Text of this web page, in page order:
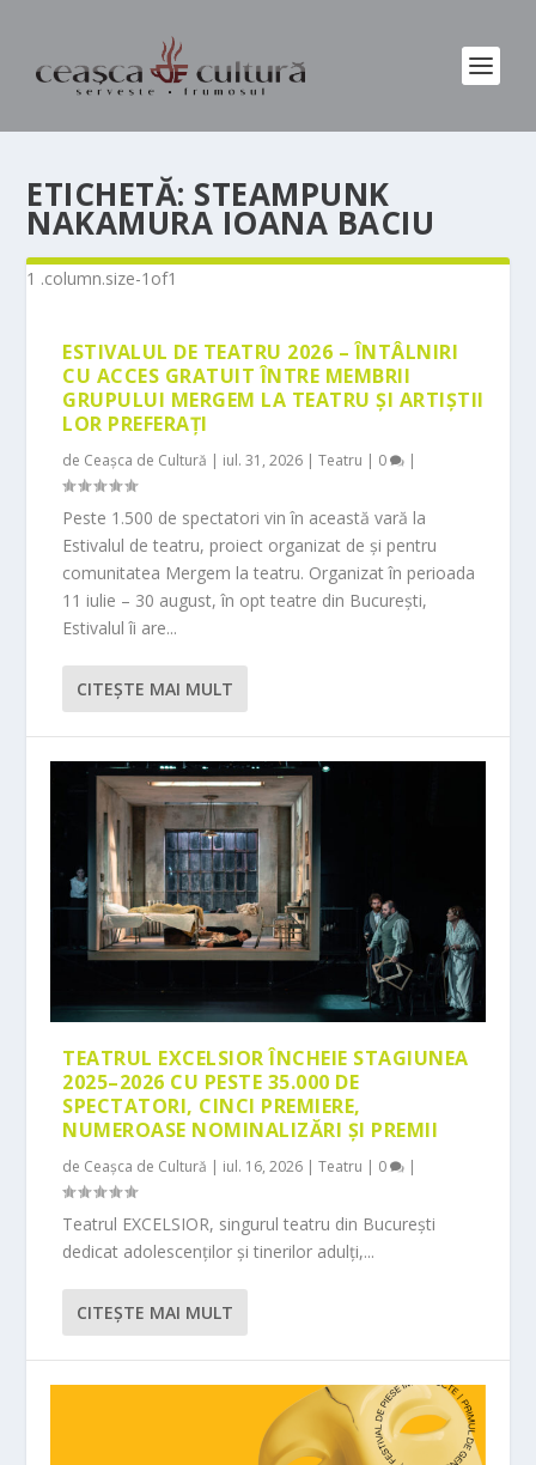
ETICHETĂ: STEAMPUNK
NAKAMURA IOANA BACIU
ESTIVALUL DE TEATRU 2026 – ÎNTÂLNIRI
CU ACCES GRATUIT ÎNTRE MEMBRII
GRUPULUI MERGEM LA TEATRU ȘI ARTIȘTII
LOR PREFERAȚI
de Ceașca de Cultură | iul. 31, 2026 |Teatru | 0 |
Peste 1.500 de spectatori vin în această vară la
Estivalul de teatru, proiect organizat de și pentru
comunitatea Mergem la teatru. Organizat în perioada
11 iulie – 30 august, în opt teatre din București,
Estivalul îi are...
CITEŞTE MAI MULT
TEATRUL EXCELSIOR ÎNCHEIE STAGIUNEA
2025–2026 CU PESTE 35.000 DE
SPECTATORI, CINCI PREMIERE,
NUMEROASE NOMINALIZĂRI ȘI PREMII
de Ceașca de Cultură | iul. 16, 2026 |Teatru | 0 |
Teatrul EXCELSIOR, singurul teatru din București
dedicat adolescenților și tinerilor adulți,...
CITEŞTE MAI MULT